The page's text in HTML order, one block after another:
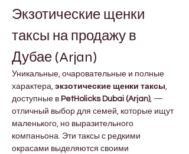
Экзотические щенки
таксы на продажу в
Дубае (Arjan)
Уникальные, очаровательные и полные
характера, экзотические щенки таксы,
доступные в PetHolicks Dubai (Arjan), —
отличный выбор для семей, которые ищут
маленького, но выразительного
компаньона. Эти таксы с редкими
окрасами выделяются своими